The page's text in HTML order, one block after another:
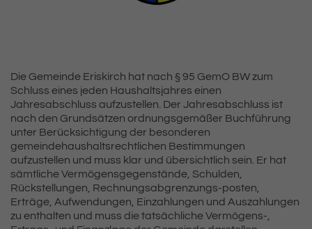
Die Gemeinde Eriskirch hat nach § 95 GemO BW zum
Schluss eines jeden Haushaltsjahres einen
Jahresabschluss aufzustellen. Der Jahresabschluss ist
nach den Grundsätzen ordnungsgemäßer Buchführung
unter Berücksichtigung der besonderen
gemeindehaushaltsrechtlichen Bestimmungen
aufzustellen und muss klar und übersichtlich sein. Er hat
sämtliche Vermögensgegenstände, Schulden,
Rückstellungen, Rechnungsabgrenzungs-posten,
Erträge, Aufwendungen, Einzahlungen und Auszahlungen
zu enthalten und muss die tatsächliche Vermögens-,